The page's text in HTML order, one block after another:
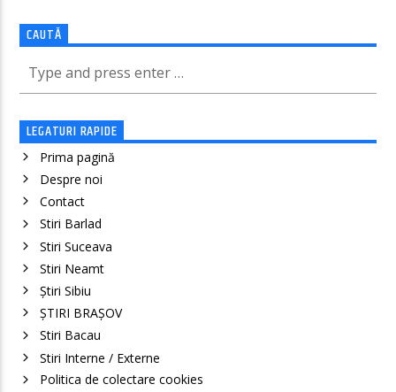
CAUTĂ
LEGATURI RAPIDE
Prima pagină
Despre noi
Contact
Stiri Barlad
Stiri Suceava
Stiri Neamt
Știri Sibiu
ȘTIRI BRAȘOV
Stiri Bacau
Stiri Interne / Externe
Politica de colectare cookies